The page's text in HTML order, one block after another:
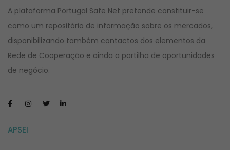
A plataforma Portugal Safe Net pretende constituir-se
como um repositório de informação sobre os mercados,
disponibilizando também contactos dos elementos da
Rede de Cooperação e ainda a partilha de oportunidades
de negócio.
APSEI